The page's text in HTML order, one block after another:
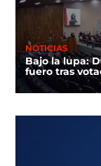
NOTICIAS
Bajo la lupa:
fuero tras